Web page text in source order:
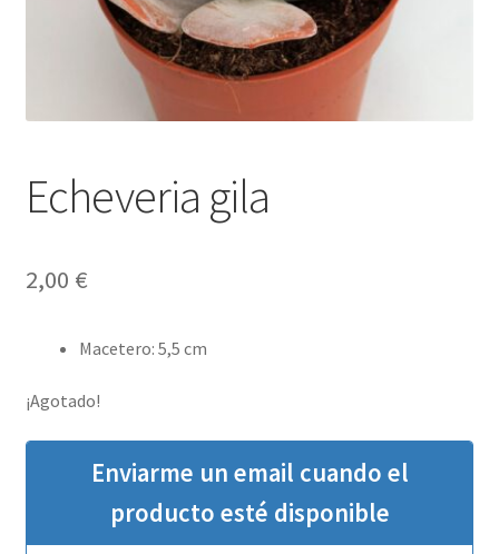
Echeveria gila
2,00 €
Macetero: 5,5 cm
¡Agotado!
Enviarme un email cuando el
producto esté disponible